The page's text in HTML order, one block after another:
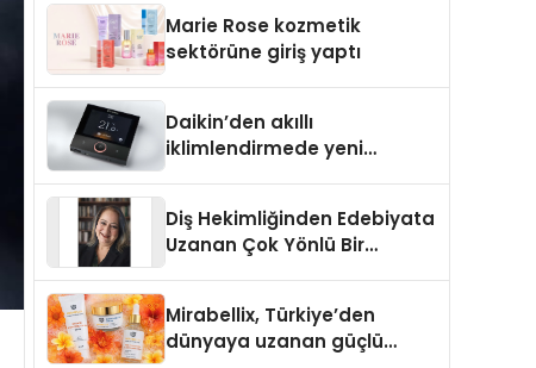
Aldı
Marie Rose kozmetik
sektörüne giriş yaptı
Daikin’den akıllı
iklimlendirmede yeni
Diş Hekimliğinden Edebiyata
Uzanan Çok Yönlü Bir
Mirabellix, Türkiye’den
dünyaya uzanan güçlü